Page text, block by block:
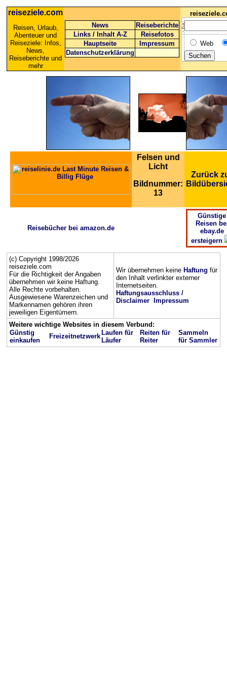
reiseziele.com
Reisen, Urlaub,
Abenteuer und
Reiseziele: Infos,
News,
Reiseberichte und
mehr
News
Reiseberichte
Links / Inhalt A-Z
Reisefotos
Hauptseite
Impressum
Datenschutzerklärung
Web
Felsen und
Licht
Bildnummer:
13
Zurück
Reisebücher bei amazon.de
Günstige
Reisen
ebay.de
ersteigern
(c) Copyright 1998/2026
reiseziele.com
Für die Richtigkeit der Angaben
übernehmen wir keine Haftung.
Alle Rechte vorbehalten.
Ausgewiesene Warenzeichen und
Markennamen gehören ihren
jeweiligen Eigentümern.
Wir übernehmen keine Haftung für
den Inhalt verlinkter externer
Internetseiten.
Haftungsausschluss /
Disclaimer
Impressum
Weitere wichtige Websites in diesem Verbund:
Günstig
einkaufen
Freizeitnetzwerk Laufen für
Läufer
Reiten für
Reiter
Sammeln
für Sammler